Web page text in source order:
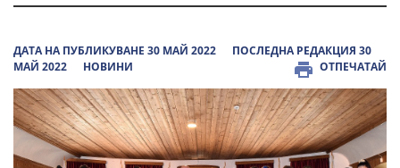
ДАТА НА ПУБЛИКУВАНЕ 30 МАЙ 2022
ПОСЛЕДНА РЕДАКЦИЯ 30
МАЙ 2022
НОВИНИ ОТПЕЧАТАЙ